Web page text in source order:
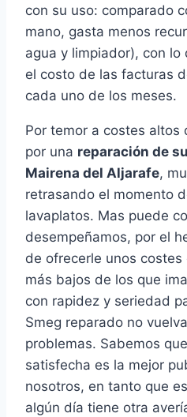
con su uso: comparado
mano, gasta menos
agua y limpiador), con lo
el costo de las facturas
cada uno de los meses.
Por temor a costes altos
por una reparación de
Mairena del Aljarafe,
retrasando el momento
lavaplatos. Mas puede
desempeñamos, por el
de ofrecerle unos
más bajos de los que
con rapidez y seriedad
Smeg reparado no
problemas. Sabemos
satisfecha es la mejor
nosotros, en tanto que
algún día tiene otra